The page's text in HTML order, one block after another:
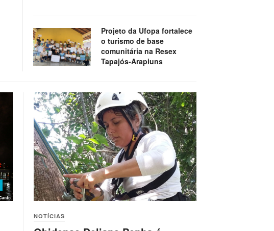
Projeto da Ufopa fortalece
o turismo de base
comunitária na Resex
Tapajós-Arapiuns
NOTÍCIAS